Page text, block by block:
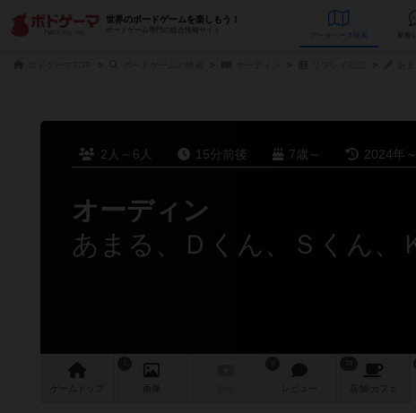
世界のボードゲームを楽しもう！
ボードゲーム専門の総合情報サイト
データベース
2人～6人 15分前後 7歳～ 2024年～
オーディン
ゲーム 画像 レビュー
74
店舗/ カフェ